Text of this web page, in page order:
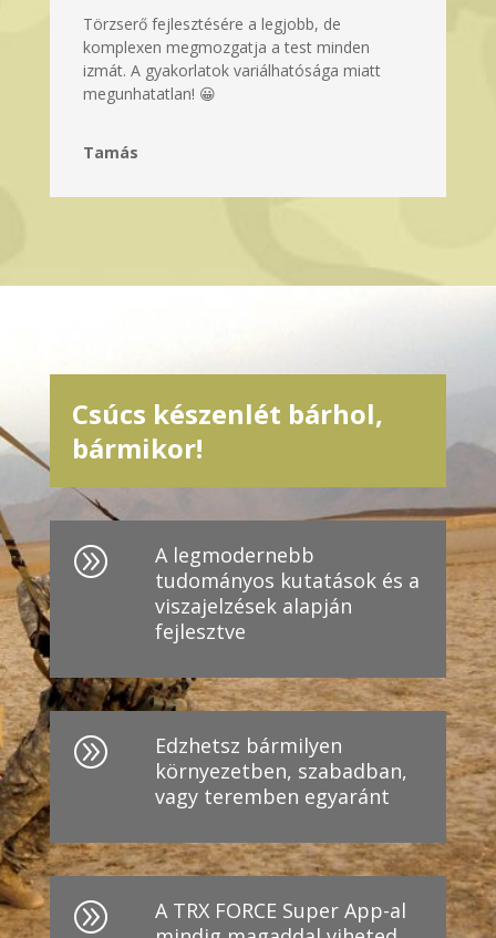
Törzserő fejlesztésére a legjobb, de
komplexen megmozgatja a test minden
izmát. A gyakorlatok variálhatósága miatt
megunhatatlan! 😀
Tamás
Csúcs készenlét bárhol,
bármikor!
A
A legmodernebb
tudományos kutatások és a
viszajelzések alapján
fejlesztve
A
Edzhetsz bármilyen
környezetben, szabadban,
vagy teremben egyaránt
A
A TRX FORCE Super App-al